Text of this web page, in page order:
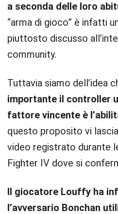
a seconda delle loro
“arma di gioco” è infatti
piuttosto discusso
community.
Tuttavia siamo dell’idea
importante il controller
fattore vincente è
questo proposito vi
video registrato durante
Fighter IV dove si
Il giocatore Louffy ha
l’avversario Bonchan